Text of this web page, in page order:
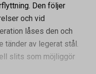
Den följer
och vid
låses den och
tänder av legerat stål.
slits som möjliggör